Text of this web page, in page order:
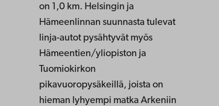
on 1,0 km. Helsingin ja
Hämeenlinnan suunnasta tulevat
linja-autot pysähtyvät myös
Hämeentien/yliopiston ja
Tuomiokirkon
pikavuoropysäkeillä, joista on
hieman lyhyempi matka Arkeniin